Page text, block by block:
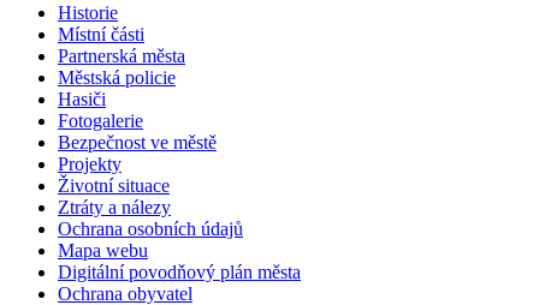
Historie
Místní části
Partnerská města
Městská policie
Hasiči
Fotogalerie
Bezpečnost ve městě
Projekty
Životní situace
Ztráty a nálezy
Ochrana osobních údajů
Mapa webu
Digitální povodňový plán města
Ochrana obyvatel